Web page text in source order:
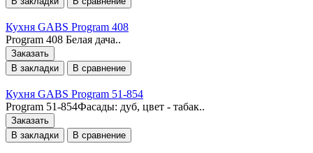
Кухня GABS Program 408
Program 408 Белая дача..
Заказать
В закладки
В сравнение
Кухня GABS Program 51-854
Program 51-854Фасады: дуб, цвет - табак..
Заказать
В закладки
В сравнение